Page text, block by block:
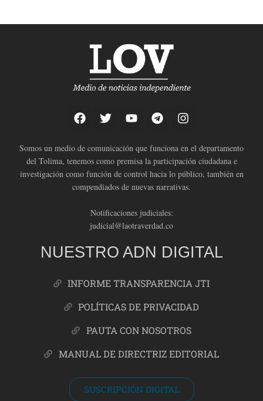
Somos un medio de comunicación que funciona en el departamento
del Tolima, tenemos como premisa la participación ciudadana e
investigación como función de control hacia lo público, también en
compendiados de nuevas narrativas.
Notificaciones judiciales:
judicial@laotraverdad.co
NUESTRO ADN DIGITAL
INFORME TRANSPARENCIA JTI
POLÍTICAS DE PRIVACIDAD
PAUTA CON NOSOTROS
MANUAL DE DIRECTRIZ EDITORIAL
SUSCRIPCIÓN DIGITAL